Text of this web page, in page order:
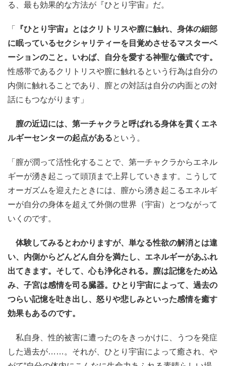
る、最も効果的な方法が『ひとり宇宙』だ。
「
『ひとり宇宙』とはクリトリスや膣に触れ、身体の細部
に眠っているセクシャリティーを目覚めさせるマスターベ
ーションのこと。いわば、自分を愛する神聖な儀式です。
性感帯であるクリトリスや膣に触れるという行為は自分の
内側に触れることであり、膣との対話は自分の内面との対
話にもつながります」
膣の近辺には、第一チャクラと呼ばれる身体を貫くエネ
ルギーセンターの起点があるという。
「膣が潤って活性化することで、第一チャクラからエネル
ギーが湧き起こって頭頂まで上昇していきます。こうして
オーガズムを迎えたときには、膣から湧き起こるエネルギ
ーが自分の身体を超えて外側の世界（宇宙）とつながって
いくのです。
体験してみるとわかりますが、単なる性欲の解消とは違
い、内側からどんどん自分を満たし、エネルギーがあふれ
出てきます。そして、心も浄化される。膣は記憶をため込
み、子宮は感情を司る臓器。ひとり宇宙によって、過去の
つらい記憶を吐き出し、怒りや悲しみといった感情を癒す
効果もあるのです。
私自身、性的被害に遭ったのをきっかけに、うつを発症
した過去が……。それが、ひとり宇宙によって癒され、や